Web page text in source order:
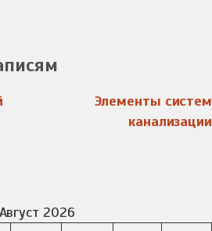
Элементы систем
канализации
Август 2026